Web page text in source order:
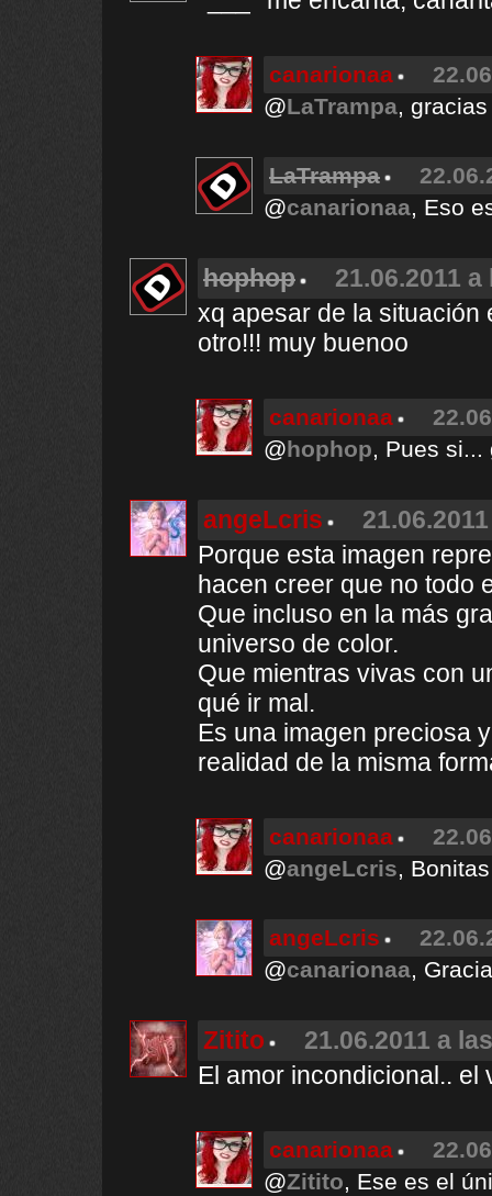
canarionaa
@LaTrampa,
LaTrampa
@canarionaa, Eso
hophop
21.06.2011
xq apesar de la situación
otro!!! muy buenoo
canarionaa
@hophop, Pues si...
angeLcris
Porque esta imagen
hacen creer que no todo
Que incluso en la más
universo de color.
Que mientras vivas con
qué ir mal.
Es una imagen preciosa
realidad de la misma
canarionaa
@angeLcris,
angeLcris
@canarionaa,
Zitito
21.06.2011 a
El amor incondicional.. el
canarionaa
@Zitito, Ese es el